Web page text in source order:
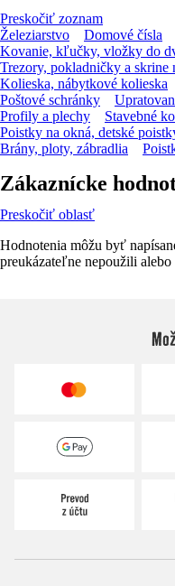
Preskočiť zoznam
Železiarstvo
Domové čísla
Kovanie, kľučky, vložky do
Trezory, pokladničky a skrine
Kolieska, nábytkové kolieska
Poštové schránky
Profily a plechy
Stavebné
Poistky na okná, detské
Brány, ploty, zábradlia
Zákaznícke
Preskočiť oblasť
Hodnotenia môžu byť
preukázateľne nepoužili